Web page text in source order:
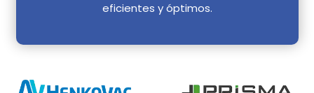
eficientes y óptimos.